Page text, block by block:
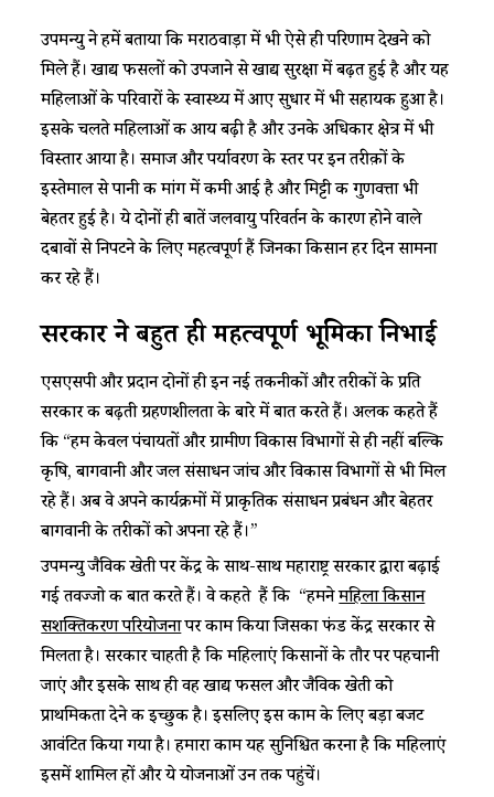
उपमन्यु ने हमें बताया कि मराठवाड़ा में भी ऐसे ही परिणाम देखने को
मिले हैं। खाद्य फसलों को उपजाने से खाद्य सुरक्षा में बढ़त हुई है और यह
महिलाओं के परिवारों के स्वास्थ्य में आए सुधार में भी सहायक हुआ है।
इसके चलते महिलाओं की आय बढ़ी है और उनके अधिकार क्षेत्र में भी
विस्तार आया है। समाज और पर्यावरण के स्तर पर इन तरीक़ों के
इस्तेमाल से पानी की मांग में कमी आई है और मिट्टी की गुणवत्ता भी
बेहतर हुई है। ये दोनों ही बातें जलवायु परिवर्तन के कारण होने वाले
दबावों से निपटने के लिए महत्वपूर्ण हैं जिनका किसान हर दिन सामना
कर रहे हैं।
सरकार ने बहुत ही महत्वपूर्ण भूमिका निभाई
एसएसपी और प्रदान दोनों ही इन नई तकनीकों और तरीकों के प्रति
सरकार की बढ़ती ग्रहणशीलता के बारे में बात करते हैं। अलक कहते हैं
कि “हम केवल पंचायतों और ग्रामीण विकास विभागों से ही नहीं बल्कि
कृषि, बागवानी और जल संसाधन जांच और विकास विभागों से भी मिल
रहे हैं। अब वे अपने कार्यक्रमों में प्राकृतिक संसाधन प्रबंधन और बेहतर
बागवानी के तरीकों को अपना रहे हैं।”
उपमन्यु जैविक खेती पर केंद्र के साथ-साथ महाराष्ट्र सरकार द्वारा बढ़ाई
गई तवज्जो की बात करते हैं। वे कहते हैं कि “हमनेमहिला किसान
सशक्तिकरण परियोजनापर काम किया जिसका फंड केंद्र सरकार से
मिलता है। सरकार चाहती है कि महिलाएं किसानों के तौर पर पहचानी
जाएं और इसके साथ ही वह खाद्य फसल और जैविक खेती को
प्राथमिकता देने की इच्छुक है। इसलिए इस काम के लिए बड़ा बजट
आवंटित किया गया है। हमारा काम यह सुनिश्चित करना है कि महिलाएं
इसमें शामिल हों और ये योजनाओं उन तक पहुंचें।